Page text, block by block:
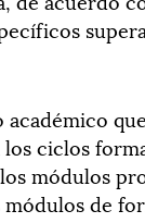
ciclos
módulos
de